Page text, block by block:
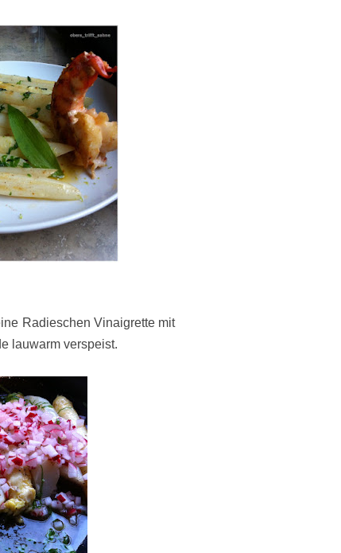
Radieschen Vinaigrette mit
lauwarm verspeist.